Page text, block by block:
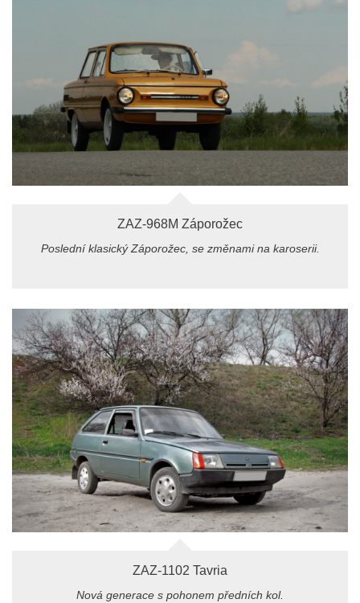
ZAZ-968M Záporožec
Poslední klasický Záporožec, se změnami na karoserii.
ZAZ-1102 Tavria
Nová generace s pohonem předních kol.